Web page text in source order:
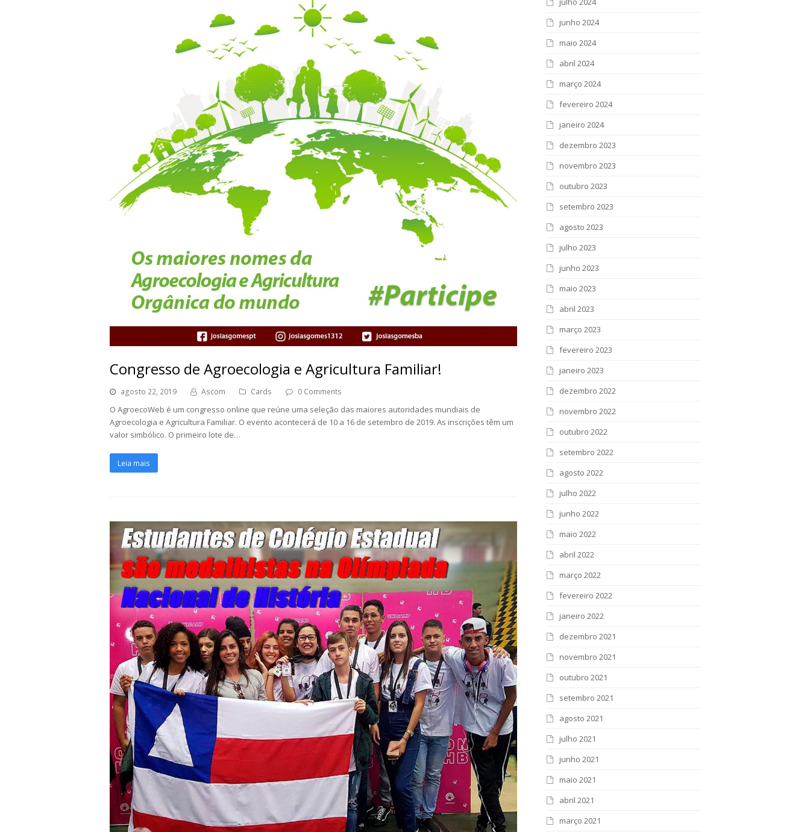
Congresso de Agroecologia e Agricultura Familiar!
agosto 22, 2019 Ascom Cards 0 Comments
O AgroecoWeb é um congresso online que reúne uma seleção das maiores autoridades mundiais de
Agroecologia e Agricultura Familiar. O evento acontecerá de 10 a 16 de setembro de 2019. As inscrições têm um
valor simbólico. O primeiro lote de…
Leia mais
junho 2024
maio 2024
abril 2024
março 2024
fevereiro 2024
janeiro 2024
dezembro 2023
novembro 2023
outubro 2023
setembro 2023
agosto 2023
julho 2023
junho 2023
maio 2023
abril 2023
março 2023
fevereiro 2023
janeiro 2023
dezembro 2022
novembro 2022
outubro 2022
setembro 2022
agosto 2022
julho 2022
junho 2022
maio 2022
abril 2022
março 2022
fevereiro 2022
janeiro 2022
dezembro 2021
novembro 2021
outubro 2021
setembro 2021
agosto 2021
julho 2021
junho 2021
maio 2021
abril 2021
março 2021